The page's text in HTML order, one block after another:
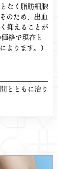
なく脂肪細胞
のため、出血
抑えることが
格で現在と
よります。）
とともに治り